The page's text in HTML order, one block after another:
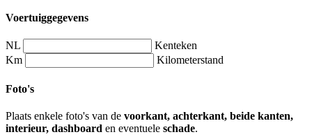
Voertuiggegevens
NL
Kenteken
Km
Kilometerstand
Foto's
Plaats enkele foto's van de voorkant, achterkant, beide kanten,
interieur, dashboard en eventuele schade.